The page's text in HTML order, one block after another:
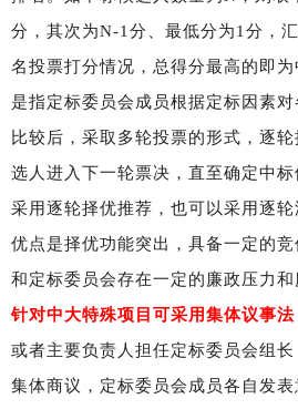
分，其次为N-1分、最低分为1分，
名投票打分情况，总得分最高的即
是指定标委员会成员根据定标因素
比较后，采取多轮投票的形式，逐
选人进入下一轮票决，直至确定中
采用逐轮择优推荐，也可以采用逐
优点是择优功能突出，具备一定的
和定标委员会存在一定的廉政压力和
针对中大特殊项目可采用集体议事法
或者主要负责人担任定标委员会组
集体商议，定标委员会成员各自发